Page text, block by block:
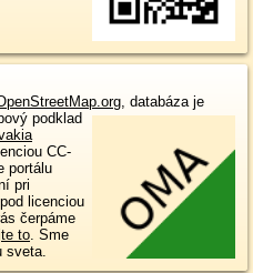
, databáza je
podklad
CC-
portálu
pri
licenciou
čerpáme
to. Sme
sveta.